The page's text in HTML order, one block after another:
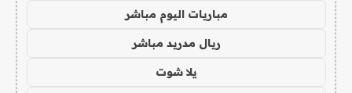
مباريات اليوم مباشر
ريال مدريد مباشر
يلا شوت